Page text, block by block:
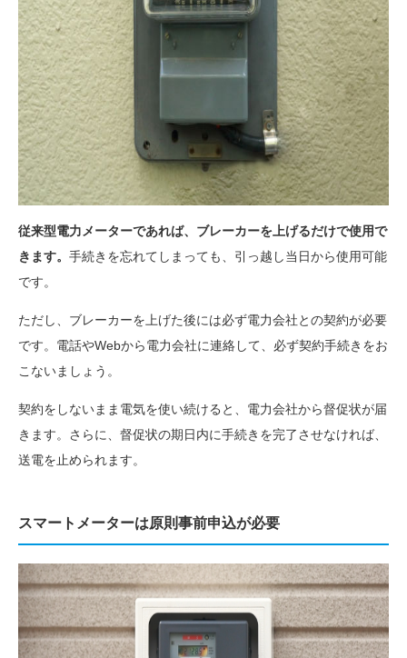
従来型電力メーターであれば、ブレーカーを上げるだけで使用で
きます。 手続きを忘れてしまっても、引っ越し当日から使用可能
です。
ただし、ブレーカーを上げた後には必ず電力会社との契約が必要
です。電話やWebから電力会社に連絡して、必ず契約手続きをお
こないましょう。
契約をしないまま電気を使い続けると、電力会社から督促状が届
きます。さらに、督促状の期日内に手続きを完了させなければ、
送電を止められます。
スマートメーターは原則事前申込が必要